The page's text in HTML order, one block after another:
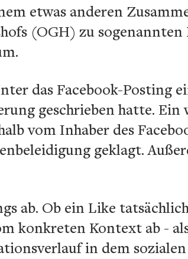
etwas anderen
(OGH) zu
das Facebook-Posting
geschrieben hatte. Ein
vom Inhaber des
geklagt.
ab. Ob ein Like
konkreten Kontext ab -
in dem